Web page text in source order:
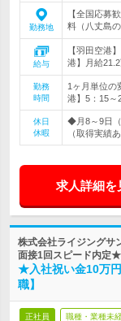
勤務地
【全国応募
料（八丈島
給与
【羽田空港
港】月給
勤務
時間
1ヶ月単位の
港】5：15～
休日
休暇
◆月8～9日
（取得実績
求人詳細を
株式会社ライジングサ
面接1回スピード内定
★入社祝い金10万
職】
正社員 職種・業種未